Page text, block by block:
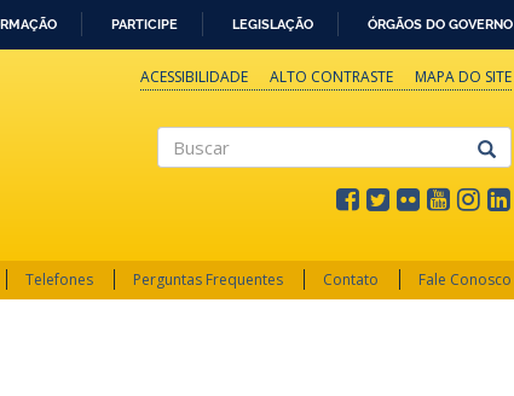
PARTICIPE LEGISLAÇÃO ÓRGÃOS DO GOVERNO
ACESSIBILIDADE ALTO CONTRASTE MAPA DO SITE
Telefones Perguntas Frequentes Contato Fale Conosco